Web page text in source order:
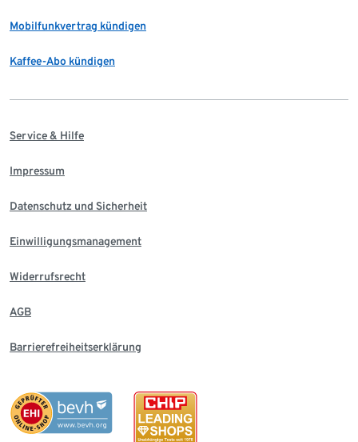
Mobilfunkvertrag kündigen
Kaffee-Abo kündigen
Service & Hilfe
Impressum
Datenschutz und Sicherheit
Einwilligungsmanagement
Widerrufsrecht
AGB
Barrierefreiheitserklärung